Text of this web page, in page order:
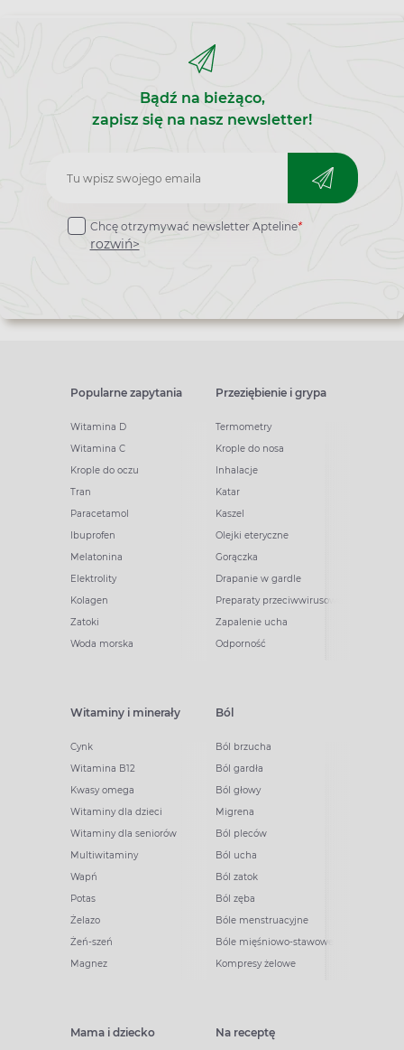
chorób, u podłoża których leży zaburzenie jej
wydzielania, w tym niskorosłość, akromegalię, a
Bądź na bieżąco,
zapisz się na nasz newsletter!
Zapisz
do
newslettera
Chcę otrzymywać newsletter Apteline*
rozwiń>
Popularne zapytania
Witamina D
Witamina C
Krople do oczu
Tran
Paracetamol
Ibuprofen
Melatonina
Elektrolity
Kolagen
Zatoki
Woda morska
Przeziębienie i grypa
Termometry
Krople do nosa
Inhalacje
Katar
Kaszel
Olejki eteryczne
Gorączka
Drapanie w gardle
Preparaty przeciwwirusowe
Zapalenie ucha
Odporność
Witaminy i minerały
Cynk
Witamina B12
Kwasy omega
Witaminy dla dzieci
Witaminy dla seniorów
Multiwitaminy
Wapń
Potas
Żelazo
Żeń-szeń
Magnez
Ból
Ból brzucha
Ból gardła
Ból głowy
Migrena
Ból pleców
Ból ucha
Ból zatok
Ból zęba
Bóle menstruacyjne
Bóle mięśniowo-stawowe
Kompresy żelowe
Mama i dziecko Na receptę